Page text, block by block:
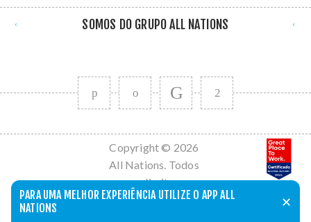
PARA UMA MELHOR EXPERIÊNCIA UTILIZE O APP ALL
NATIONS
✕
SOMOS DO GRUPO ALL NATIONS
Copyright © 2026
All Nations. Todos
os direitos
reservados.